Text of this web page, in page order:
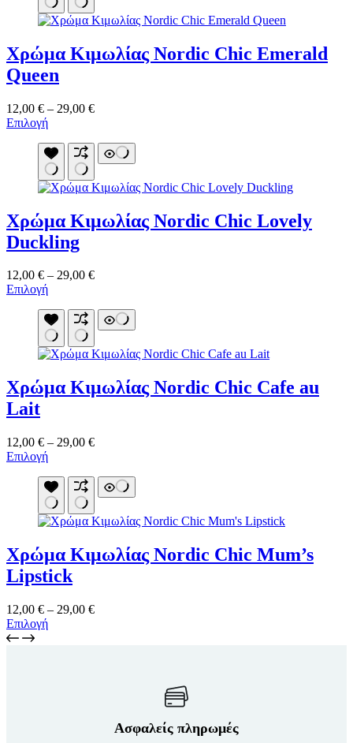
πολλαπλές
παραλλαγές.
επιλογές
μπορούν
να
στη
σελίδα
προϊόντος
Χρώμα Κιμωλίας Nordic Chic Emerald
Queen
12,00 € – 29,00 €Price
through
29,00 €
ΕπιλογήΑυτό
προϊόν
έχει
πολλαπλές
παραλλαγές.
επιλογές
μπορούν
να
στη
σελίδα
του
προϊόντος
Χρώμα Κιμωλίας Nordic Chic Lovely
Duckling
12,00 € – 29,00 €Price
through
29,00 €
ΕπιλογήΑυτό
προϊόν
έχει
πολλαπλές
παραλλαγές.
επιλογές
στη
σελίδα
του
προϊόντος
Χρώμα Κιμωλίας Nordic Chic Cafe au
Lait
12,00 € – 29,00 €Price
through
29,00 €
ΕπιλογήΑυτό
προϊόν
έχει
πολλαπλές
παραλλαγές.
επιλογές
μπορούν
να
στη
σελίδα
Χρώμα Κιμωλίας Nordic Chic Mum’s
Lipstick
12,00 € – 29,00 €Price
ΕπιλογήΑυτό
Ασφαλείς πληρωμές